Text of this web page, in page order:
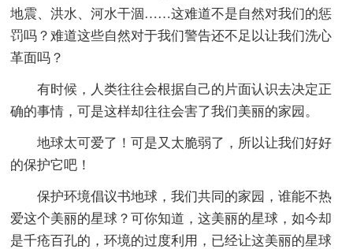
地震、洪水、河水干涸……这难道不是自然对我们的惩
罚吗？难道这些自然对于我们警告还不足以让我们洗心
革面吗？
有时候，人类往往会根据自己的片面认识去决定正
确的事情，可是这样却往往会害了我们美丽的家园。
地球太可爱了！可是又太脆弱了，所以让我们好好
的保护它吧！
保护环境倡议书地球，我们共同的家园，谁能不热
爱这个美丽的星球？可你知道，这美丽的星球，如今却
是千疮百孔的，环境的过度利用，已经让这美丽的星球